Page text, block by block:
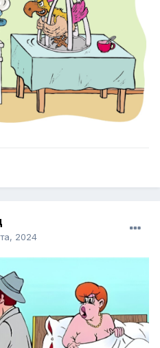
2024